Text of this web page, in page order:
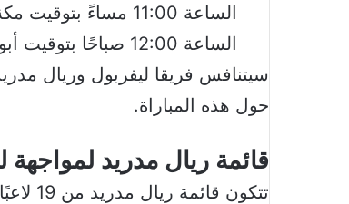
الساعة 11:00 مساءً بتوقيت مكة المكرمة.
الساعة 12:00 صباحًا بتوقيت أبو ظبي.
سيتنافس فريقا ليفربول وريال
حول هذه المباراة.
قائمة ريال مدريد لمواجهة
تتكون قائمة ريال مدريد من 19 لاعبًا، ومن المتوقع أن تضم: